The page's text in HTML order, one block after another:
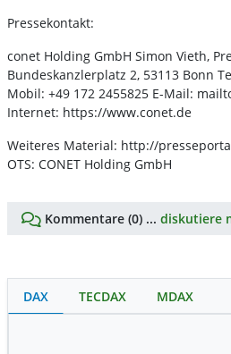
Pressekontakt:
conet Holding GmbH Simon Vieth,
Bundeskanzlerplatz 2, 53113 Bonn
Mobil: +49 172 2455825 E-Mail:
Internet: https://www.conet.de
Weiteres Material: http://
OTS: CONET Holding GmbH
Kommentare (0) ... diskutiere
DAX TECDAX MDAX